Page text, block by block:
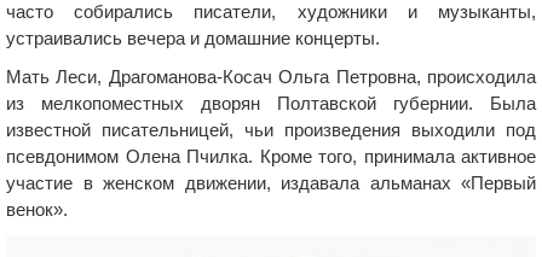
часто собирались писатели, художники и музыканты,
устраивались вечера и домашние концерты.
Мать Леси, Драгоманова-Косач Ольга Петровна, происходила
из мелкопоместных дворян Полтавской губернии. Была
известной писательницей, чьи произведения выходили под
псевдонимом Олена Пчилка. Кроме того, принимала активное
участие в женском движении, издавала альманах «Первый
венок».